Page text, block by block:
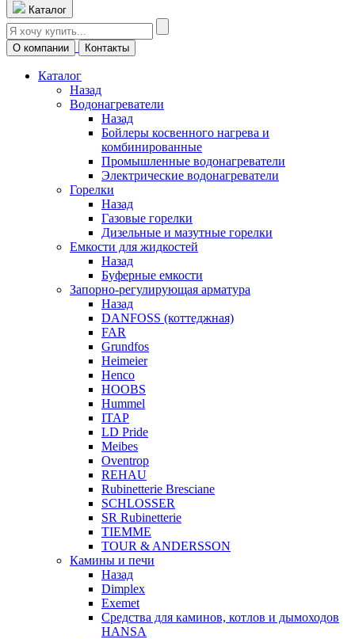
Каталог
О компании Контакты
Каталог
Назад
Водонагреватели
Назад
Бойлеры косвенного нагрева и
комбинированные
Промышленные водонагреватели
Электрические водонагреватели
Горелки
Назад
Газовые горелки
Дизельные и мазутные горелки
Емкости для жидкостей
Назад
Буферные емкости
Запорно-регулирующая арматура
Назад
DANFOSS (коттеджная)
FAR
Grundfos
Heimeier
Henco
HOOBS
Hummel
ITAP
LD Pride
Meibes
Oventrop
REHAU
Rubinetterie Bresciane
SCHLOSSER
SR Rubinetterie
TIEMME
TOUR & ANDERSSON
Камины и печи
Назад
Dimplex
Exemet
Средства для каминов, котлов и дымоходов
HANSA